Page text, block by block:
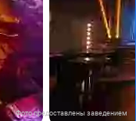
Фото предоставлены заведением